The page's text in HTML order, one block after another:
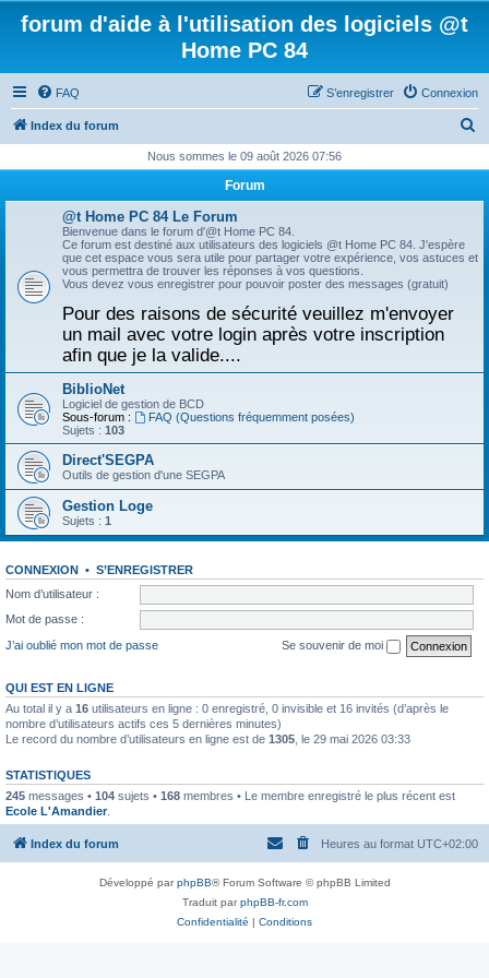
forum d'aide à l'utilisation des logiciels @t
Home PC 84
FAQ Connexion
S’enregistrer
Index du forum
h
r
Nous sommes le 09 août 2026 07:56
Forum
@t Home PC 84 Le Forum
Bienvenue dans le forum d'@t Home PC 84.
Ce forum est destiné aux utilisateurs des logiciels @t Home PC 84. J'espère
que cet espace vous sera utile pour partager votre expérience, vos astuces et
vous permettra de trouver les réponses à vos questions.
Vous devez vous enregistrer pour pouvoir poster des messages (gratuit)
Pour des raisons de sécurité veuillez m'envoyer
un mail avec votre login après votre inscription
afin que je la valide....
BiblioNet
Logiciel de gestion de BCD
Sous-forum :
FAQ (Questions fréquemment posées)
Sujets : 103
Direct'SEGPA
Outils de gestion d'une SEGPA
Gestion Loge
Sujets : 1
CONNEXION • S’ENREGISTRER
Nom d’utilisateur :
Mot de passe :
J’ai oublié mon mot de passe
Se souvenir de moi
QUI EST EN LIGNE
Au total il y a 16 utilisateurs en ligne : 0 enregistré, 0 invisible et 16 invités (d’après le
nombre d’utilisateurs actifs ces 5 dernières minutes)
Le record du nombre d’utilisateurs en ligne est de 1305 , le 29 mai 2026 03:33
STATISTIQUES
245 messages • 104 sujets • 168 membres • Le membre enregistré le plus récent est
Ecole L'Amandier.
Index du forum Heures au format UTC+02:00
Développé parphpBB® Forum Software © phpBB Limited
Traduit parphpBB-fr.com
Confidentialité | Conditions